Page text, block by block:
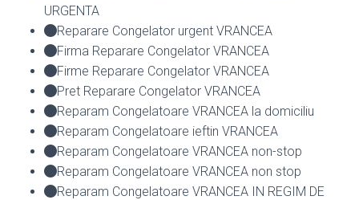
URGENTA
Reparare Congelator urgent VRANCEA
Firma Reparare Congelator VRANCEA
Firme Reparare Congelator VRANCEA
Pret Reparare Congelator VRANCEA
Reparam Congelatoare VRANCEA la domiciliu
Reparam Congelatoare ieftin VRANCEA
Reparam Congelatoare VRANCEA non-stop
Reparam Congelatoare VRANCEA non stop
Reparam Congelatoare VRANCEA IN REGIM DE